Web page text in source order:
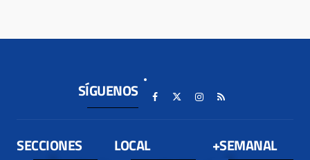
SÍGUENOS
SECCIONES LOCAL +SEMANAL